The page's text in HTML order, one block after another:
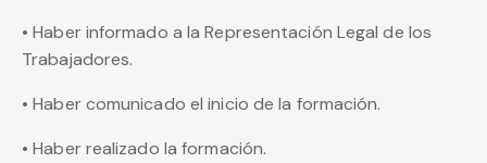
• Haber informado a la Representación Legal de los
Trabajadores.
• Haber comunicado el inicio de la formación.
• Haber realizado la formación.